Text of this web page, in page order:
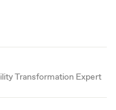
Transformation Expert